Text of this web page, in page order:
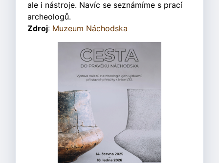
ale i nástroje. Navíc se seznámíme s prací
archeologů.
Zdroj: Muzeum Náchodska